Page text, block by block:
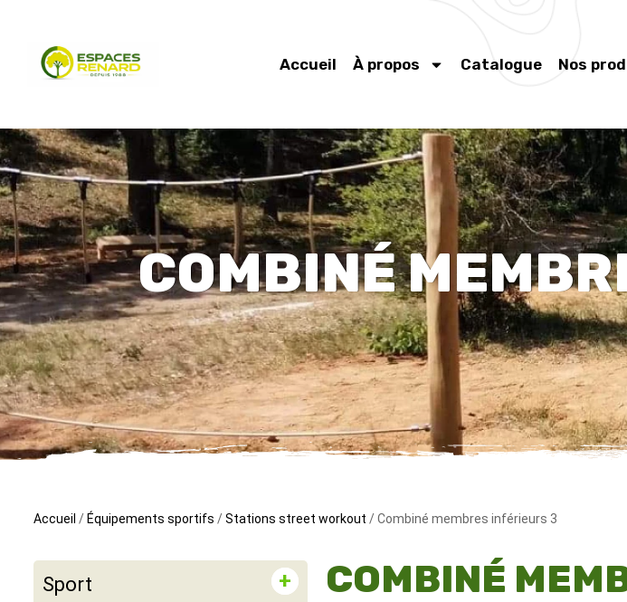
Accueil À propos Catalogue Nos
COMBINÉ
Accueil / Équipements sportifs /Stations street workout / Combiné membres inférieurs 3
Sport COMBINÉ